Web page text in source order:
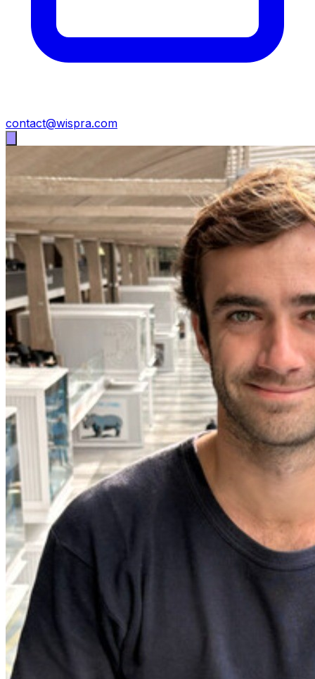
contact@wispra.com